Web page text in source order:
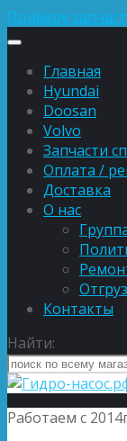
Подберу
Главная
Hyundai
Doosan
Volvo
Запчасти
Оплата /
Доставка
О нас
Контакты
Найти:
Работаем с